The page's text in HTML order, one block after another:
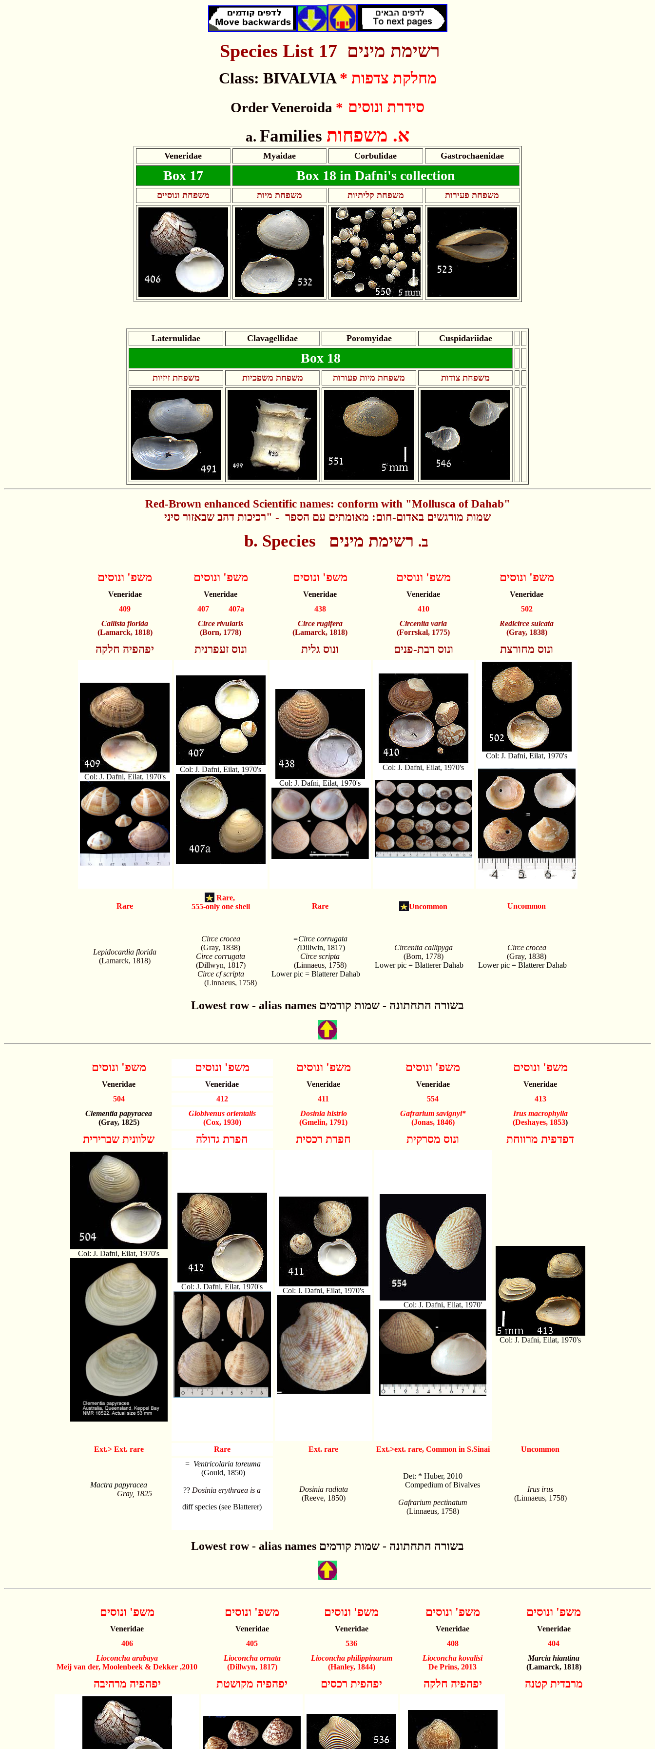
Species List 17 רשימת מינים
Class: BIVALVIA * מחלקת צדפות
Order Veneroida * סידרת ונוסים
a. Families א. משפחות
Veneridae Myaidae Corbulidae Gastrochaenidae
Box 17 Box 18 in Dafni's collection
משפחת ונוסיים משפחת מיות משפחת קליתיות משפחת פעירות
Laternulidae Clavagellidae Poromyidae Cuspidariidae
Box 18
משפחת זיזיות משפחת משפכיות משפחת מיות פעורות משפחת צודות
Red-Brown enhanced Scientific names: conform with "Mollusca of Dahab"
שמות מודגשים באדום-חום: מאומתים עם הספר - "רכיכות דהב שבאזור סיני
b. Species ב. רשימת מינים
משפ' ונוסים משפ' ונוסים משפ' ונוסים משפ' ונוסים משפ' ונוסים
Veneridae Veneridae Veneridae Veneridae
Veneridae
409
407 407a 438 410
502
Callista florida
(Lamarck, 1818)
Circe rivularis
(Born, 1778)
Circe rugifera
(Lamarck, 1818)
Circenita varia
(Forrskal, 1775)
Redicirce sulcata
(Gray, 1838)
יפהפיה חלקה ונוס זעפרנית ונוס גלית ונוס רבת-פנים ונוס מחורצת
Col: J. Dafni, Eilat, 1970's
Col: J. Dafni, Eilat, 1970's
Col: J. Dafni, Eilat, 1970's
Col: J. Dafni, Eilat, 1970's
Col: J. Dafni, Eilat, 1970's
Rare
Rare,
555-only one shell
Rare Uncommon Uncommon
Lepidocardia florida
(Lamarck, 1818)
Circe crocea
(Gray, 1838)
Circe corrugata
(Dillwyn, 1817)
Circe cf scripta
(Linnaeus, 1758)
=Circe corrugata
(Dillwin, 1817)
Circe scripta
(Linnaeus, 1758)
Lower pic = Blatterer Dahab
Circenita callipyga
(Born, 1778)
Lower pic = Blatterer Dahab
Circe crocea
(Gray, 1838)
Lower pic = Blatterer Dahab
Lowest row - alias names בשורה התחתונה - שמות קודמים
משפ' ונוסים משפ' ונוסים משפ' ונוסים משפ' ונוסים משפ' ונוסים
Veneridae Veneridae Veneridae Veneridae
Veneridae
504
412 411 554
413
Clementia papyracea
(Gray, 1825)
Globivenus orientalis
(Cox, 1930)
Dosinia histrio
(Gmelin, 1791)
Gafrarium savignyi*
(Jonas, 1846)
Irus macrophylla
(Deshayes, 1853)
שלוונית שברירית חפרת גדולה חפרת רכסית ונוס מסרקית דפדפית מרווחת
Col: J. Dafni, Eilat, 1970's
Col: J. Dafni, Eilat, 1970's
Col: J. Dafni, Eilat, 1970's
Col: J. Dafni, Eilat, 1970'
Col: J. Dafni, Eilat, 1970's
Ext.> Ext. rare Rare Ext. rare Ext.>ext. rare, Common in S.Sinai Uncommon
Mactra papyracea
Gray, 1825
= Ventricolaria toreuma
(Gould, 1850)
?? Dosinia erythraea is a
diff species (see Blatterer)
Dosinia radiata
(Reeve, 1850)
Det: * Huber, 2010
Compedium of Bivalves
Gafrarium pectinatum
(Linnaeus, 1758)
Irus irus
(Linnaeus, 1758)
Lowest row - alias names בשורה התחתונה - שמות קודמים
משפ' ונוסים משפ' ונוסים משפ' ונוסים משפ' ונוסים משפ' ונוסים
Veneridae Veneridae Veneridae Veneridae
Veneridae
406
405 536 408
404
Lioconcha arabaya
Meij van der, Moolenbeek & Dekker ,2010
Lioconcha ornata
(Dillwyn, 1817)
Lioconcha philippinarum
(Hanley, 1844)
Lioconcha kovalisi
De Prins, 2013
Marcia hiantina
(Lamarck, 1818)
יפהפיה מרהיבה יפהפיה מקושטת יפהפית רכסים יפהפיה חלקה מרבדית קטנה